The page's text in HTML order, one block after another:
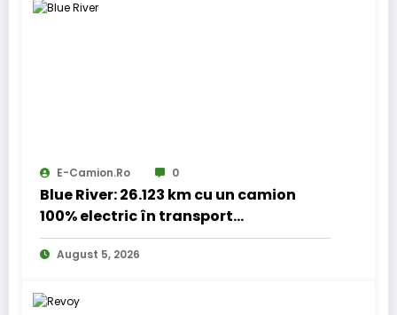
E-Camion.ro 0
Blue River: 26.123 km cu un camion
100% electric în transport
internațional
August 5, 2026